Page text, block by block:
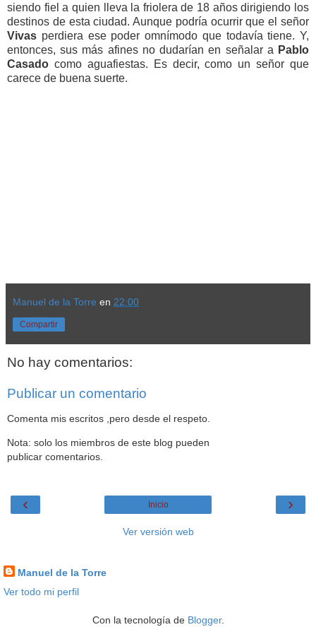
siendo fiel a quien lleva la friolera de 18 años dirigiendo los
destinos de esta ciudad. Aunque podría ocurrir que el señor
Vivas perdiera ese poder omnímodo que todavía tiene. Y,
entonces, sus más afines no dudarían en señalar a Pablo
Casado como aguafiestas. Es decir, como un señor que
carece de buena suerte.
Manuel de la Torre en 22:00
Compartir
No hay comentarios:
Publicar un comentario
Comenta mis escritos ,pero desde el respeto.
Nota: solo los miembros de este blog pueden
publicar comentarios.
‹ ›
Inicio
Ver versión web
Manuel de la Torre
Ver todo mi perfil
Con la tecnología de Blogger.